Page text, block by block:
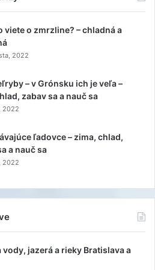
viete o zmrzline? – chladná a
2022
– v Grónsku ich je veľa –
zabav sa a nauč sa
2022
ľadovce – zima, chlad,
a nauč sa
2022
vody, jazerá a rieky Bratislava a